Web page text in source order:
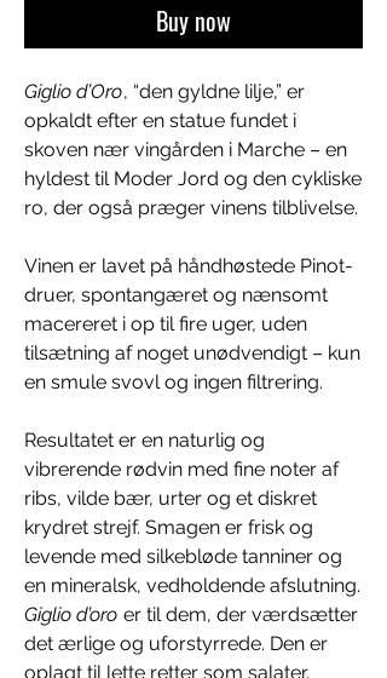
Buy now
Giglio d’Oro, “den gyldne lilje,” er
opkaldt efter en statue fundet i
skoven nær vingården i Marche – en
hyldest til Moder Jord og den cykliske
ro, der også præger vinens tilblivelse.
Vinen er lavet på håndhøstede Pinot-
druer, spontangæret og nænsomt
macereret i op til fire uger, uden
tilsætning af noget unødvendigt – kun
en smule svovl og ingen filtrering.
Resultatet er en naturlig og
vibrerende rødvin med fine noter af
ribs, vilde bær, urter og et diskret
krydret strejf. Smagen er frisk og
levende med silkebløde tanniner og
en mineralsk, vedholdende afslutning.
Giglio d’oro er til dem, der værdsætter
det ærlige og uforstyrrede. Den er
oplagt til lette retter som salater,